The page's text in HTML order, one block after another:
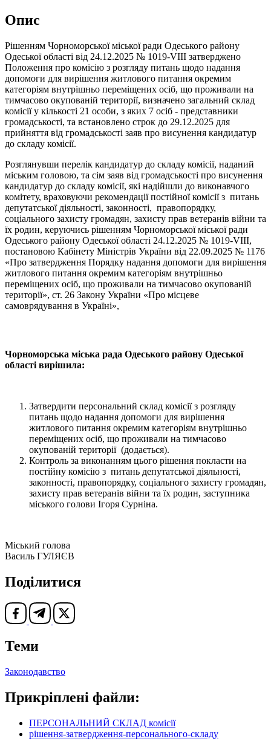
Опис
Рішенням Чорноморської міської ради Одеського району
Одеської області від 24.12.2025 № 1019-VIII затверджено
Положення про комісію з розгляду питань щодо надання
допомоги для вирішення житлового питання окремим
категоріям внутрішньо переміщених осіб, що проживали на
тимчасово окупованій території, визначено загальний склад
комісії у кількості 21 особи, з яких 7 осіб - представники
громадськості, та встановлено строк до 29.12.2025 для
прийняття від громадськості заяв про висунення кандидатур
до складу комісії.
Розглянувши перелік кандидатур до складу комісії, наданий
міським головою, та сім заяв від громадськості про висунення
кандидатур до складу комісії, які надійшли до виконавчого
комітету, враховуючи рекомендації постійної комісії з питань
депутатської діяльності, законності, правопорядку,
соціального захисту громадян, захисту прав ветеранів війни та
їх родин, керуючись рішенням Чорноморської міської ради
Одеського району Одеської області 24.12.2025 № 1019-VIII,
постановою Кабінету Міністрів України від 22.09.2025 № 1176
«Про затвердження Порядку надання допомоги для вирішення
житлового питання окремим категоріям внутрішньо
переміщених осіб, що проживали на тимчасово окупованій
території», ст. 26 Закону України «Про місцеве
самоврядування в Україні»,
Чорноморська міська рада Одеського району Одеської
області вирішила:
Затвердити персональний склад комісії з розгляду
питань щодо надання допомоги для вирішення
житлового питання окремим категоріям внутрішньо
переміщених осіб, що проживали на тимчасово
окупованій території (додається).
Контроль за виконанням цього рішення покласти на
постійну комісію з питань депутатської діяльності,
законності, правопорядку, соціального захисту громадян,
захисту прав ветеранів війни та їх родин, заступника
міського голови Ігоря Сурніна.
Міський голова
Василь ГУЛЯЄВ
Поділитися
Теми
Законодавство
Прикріплені файли:
ПЕРСОНАЛЬНИЙ СКЛАД комісії
рішення-затвердження-персонального-складу